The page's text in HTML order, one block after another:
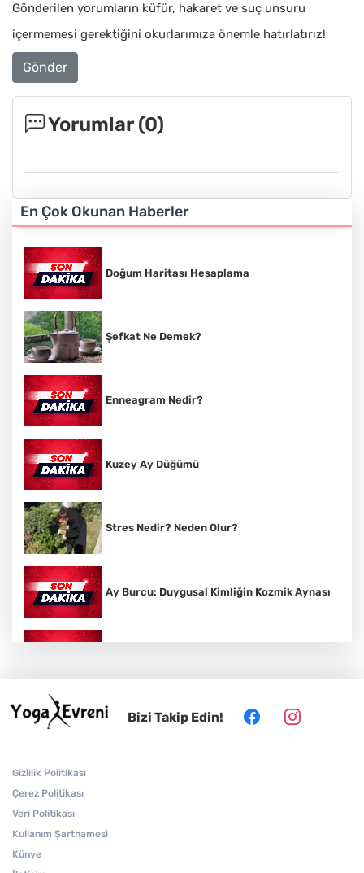
Gönderilen yorumların küfür, hakaret ve suç unsuru
içermemesi gerektiğini okurlarımıza önemle hatırlatırız!
Gönder
Yorumlar (0)
En Çok Okunan Haberler
Doğum Haritası Hesaplama
Şefkat Ne Demek?
Enneagram Nedir?
Kuzey Ay Düğümü
Stres Nedir? Neden Olur?
Ay Burcu: Duygusal Kimliğin Kozmik Aynası
Sanskritçe: Hint Kültürünün Kutsal Dili
Solar Plexus: Öz Güvenin ve İradenin Enerji
Bizi Takip Edin!
Gizlilik Politikası
Çerez Politikası
Veri Politikası
Kullanım Şartnamesi
Künye